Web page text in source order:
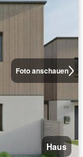
Foto anschauen
Haus